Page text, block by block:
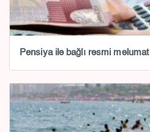
Pensiya ilə bağlı rəsmi məlumat